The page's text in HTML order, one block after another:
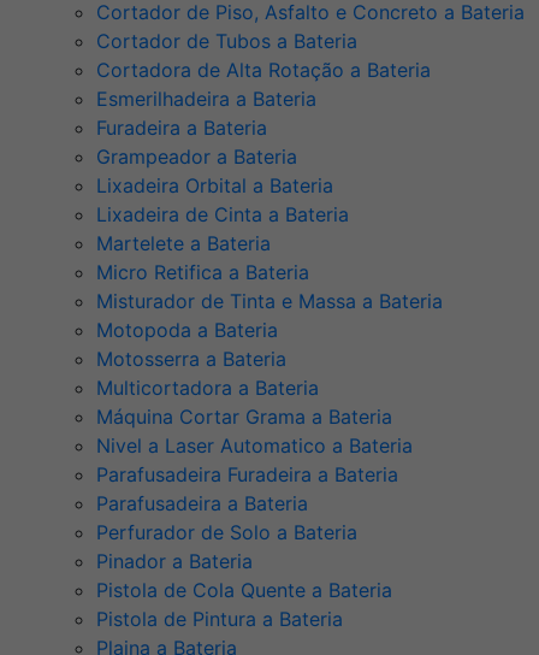
Cortador de Piso, Asfalto e Concreto a Bateria
Cortador de Tubos a Bateria
Cortadora de Alta Rotação a Bateria
Esmerilhadeira a Bateria
Furadeira a Bateria
Grampeador a Bateria
Lixadeira Orbital a Bateria
Lixadeira de Cinta a Bateria
Martelete a Bateria
Micro Retifica a Bateria
Misturador de Tinta e Massa a Bateria
Motopoda a Bateria
Motosserra a Bateria
Multicortadora a Bateria
Máquina Cortar Grama a Bateria
Nivel a Laser Automatico a Bateria
Parafusadeira Furadeira a Bateria
Parafusadeira a Bateria
Perfurador de Solo a Bateria
Pinador a Bateria
Pistola de Cola Quente a Bateria
Pistola de Pintura a Bateria
Plaina a Bateria